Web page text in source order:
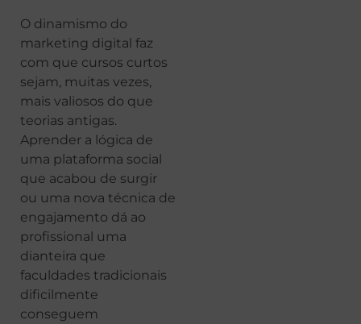
O dinamismo do
marketing digital faz
com que cursos curtos
sejam, muitas vezes,
mais valiosos do que
teorias antigas.
Aprender a lógica de
uma plataforma social
que acabou de surgir
ou uma nova técnica de
engajamento dá ao
profissional uma
dianteira que
faculdades tradicionais
dificilmente
conseguem